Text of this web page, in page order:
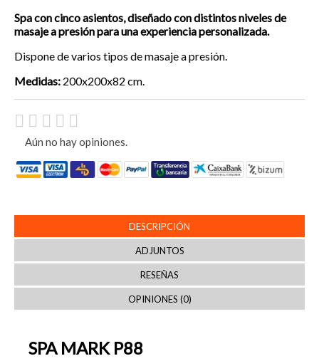
Spa con cinco asientos, diseñado con distintos niveles de
masaje a presión para una experiencia personalizada.
Dispone de varios tipos de masaje a presión.
Medidas: 200x200x82 cm.
Aún no hay opiniones.
DESCRIPCIÓN
ADJUNTOS
RESEÑAS
OPINIONES (0)
SPA MARK P88